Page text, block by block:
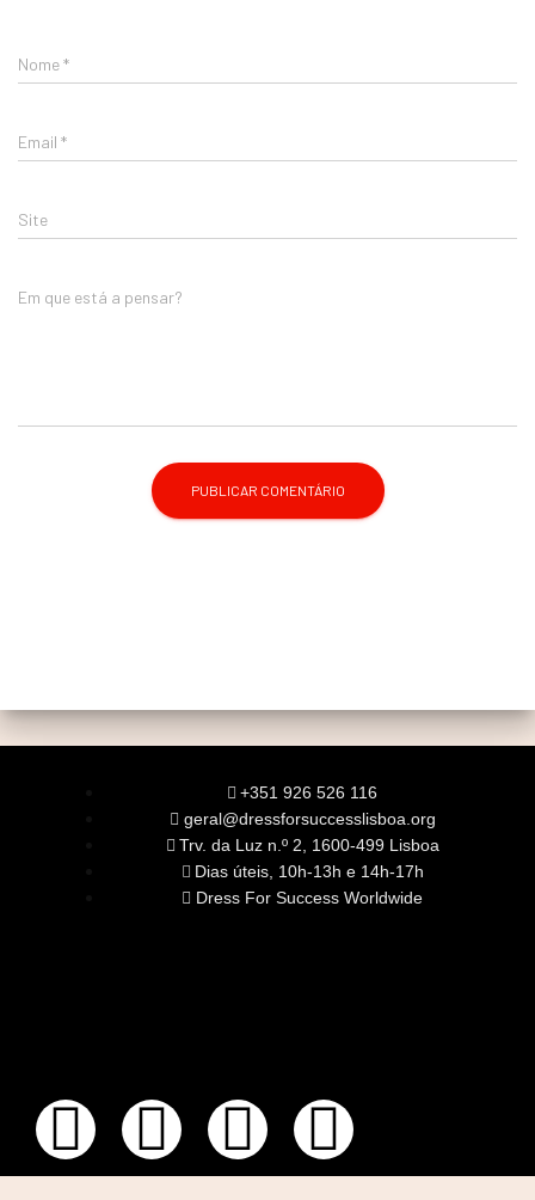
Nome*
Email *
Site
Em que está a pensar?
+351 926 526 116
geral@dressforsuccesslisboa.org
Trv. da Luz n.º 2, 1600-499 Lisboa
Dias úteis, 10h-13h e 14h-17h
Dress For Success Worldwide